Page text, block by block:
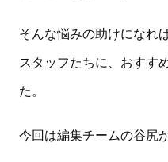
そんな悩みの助けになれ
スタッフたちに、おすす
た。
今回は編集チームの谷尻